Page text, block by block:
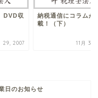
DVD収
29, 2007
納税通信にコラムが
載！（下）
11月 30,
日のお知らせ